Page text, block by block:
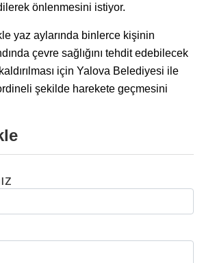
önlenmesini istiyor.
yaz aylarında binlerce kişinin
çevre sağlığını tehdit edebilecek
için Yalova Belediyesi ile
şekilde harekete geçmesini